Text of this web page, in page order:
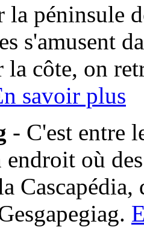
la péninsule
s'amusent
la côte, on
savoir plus
- C'est entre
endroit où